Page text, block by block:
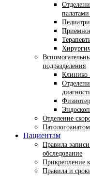
подразделения
Клинико
Отделение
Пациентам
Правила
обследование
Прикрепление
Правила и